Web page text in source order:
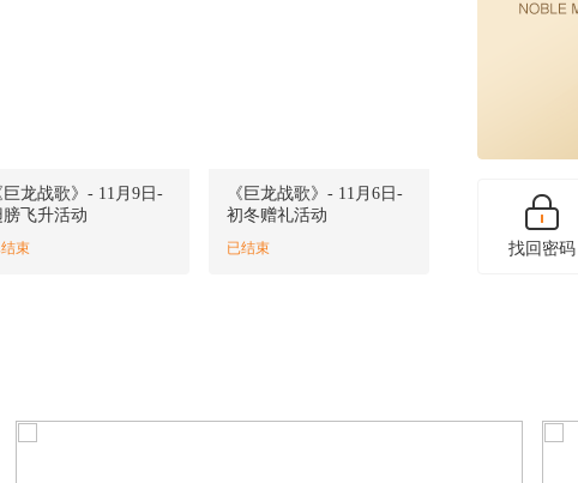
巨龙战歌》- 11月9日-
膀飞升活动
束
《巨龙战歌》- 11月6日-
初冬赠礼活动
已结束 找回密码